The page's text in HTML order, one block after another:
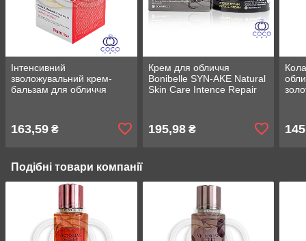
Інтенсивний
зволожувальний крем-
бальзам для обличчя
163,59 ₴
Крем для обличчя
Bonibelle SYN-AKE Natural
Skin Care Intence Repair
195,98₴
Подібні товари компанії